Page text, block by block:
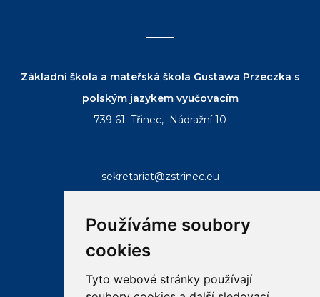
Používáme soubory
cookies
Tyto webové stránky používají
Základní škola a mateřská škola Gustawa Przeczka s
polským jazykem vyučovacím
739 61 Třinec, Nádražní 10
sekretariat@zstrinec.eu
tel.:+420 773 746 958